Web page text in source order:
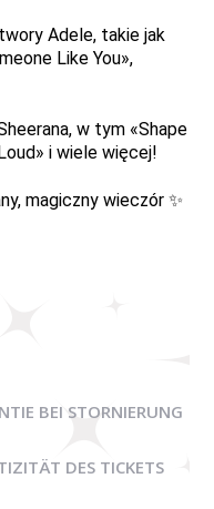
Adele, takie jak
Like You»,
w tym «Shape
i wiele więcej!
magiczny wieczór ✨
BEI STORNIERUNG
DES TICKETS